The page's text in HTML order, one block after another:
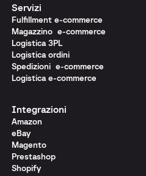
Servizi
Fulfillment e-commerce
Magazzino e-commerce
Logistica 3PL
Logistica ordini
Spedizioni e-commerce
Logistica e-commerce
Integrazioni
Amazon
eBay
Magento
Prestashop
Shopify